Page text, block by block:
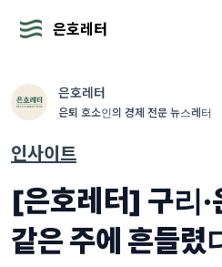
은호레터
은호레터
은퇴 호소인의 경제 전문 뉴스레터
인사이트
[은호레터] 구리·
같은 주에 흔들렸